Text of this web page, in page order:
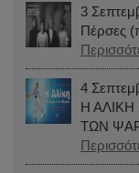
3
Πέρσες
4
Η
ΤΩΝ